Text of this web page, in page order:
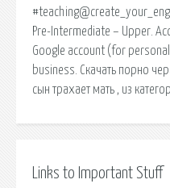
Pre-Intermediate – Upper.
Google account (for
business. Скачать порно
сын трахает мать , из
Links to Important Stuff